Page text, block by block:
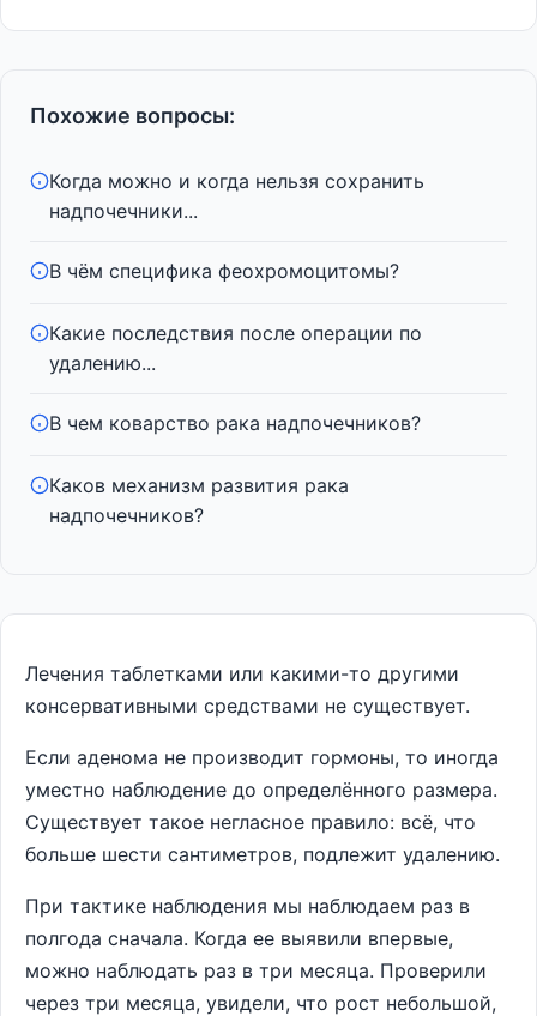
Похожие вопросы:
Когда можно и когда нельзя сохранить
надпочечники...
В чём специфика феохромоцитомы?
Какие последствия после операции по
удалению...
В чем коварство рака надпочечников?
Каков механизм развития рака
надпочечников?
Лечения таблетками или какими-то другими
консервативными средствами не существует.
Если аденома не производит гормоны, то иногда
уместно наблюдение до определённого размера.
Существует такое негласное правило: всё, что
больше шести сантиметров, подлежит удалению.
При тактике наблюдения мы наблюдаем раз в
полгода сначала. Когда ее выявили впервые,
можно наблюдать раз в три месяца. Проверили
через три месяца, увидели, что рост небольшой,